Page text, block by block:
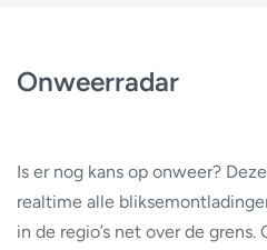
Onweerradar
Is er nog kans op onweer?
realtime alle
in de regio’s net over de